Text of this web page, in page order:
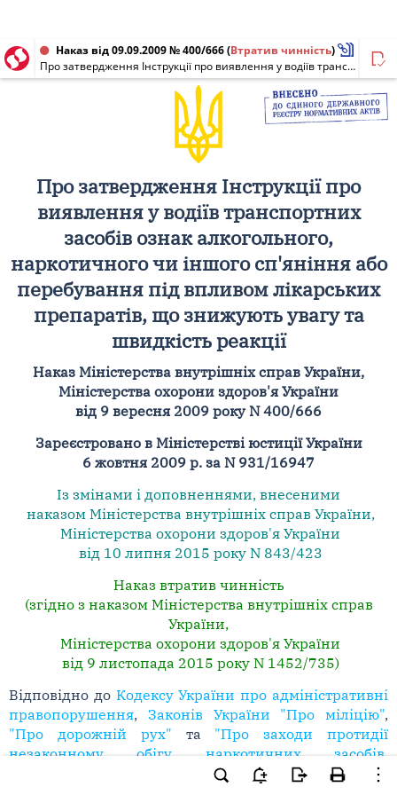
Наказ від 09.09.2009 № 400/666(Втратив чинність)
Про затвердження Інструкції про виявлення у водіїв транспортних засобів ознак алкогольного, наркотичного чи іншого сп'яніння або перебування під впливом лікарських препаратів, що знижують увагу та швидкість реакції